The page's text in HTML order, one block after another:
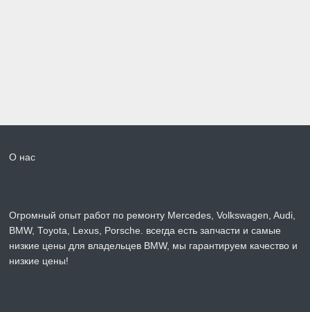
О нас
Огромный опыт работ по ремонту Mercedes, Volkswagen, Audi,
BMW, Toyota, Lexus, Porsche. всегда есть запчасти и самые
низкие цены для владельцев BMW, мы гарантируем качество и
низкие цены!